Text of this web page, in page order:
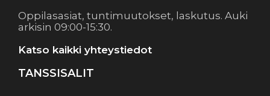
Oppilasasiat, tuntimuutokset, laskutus. Auki
arkisin 09:00-15:30.
Katso kaikki yhteystiedot
TANSSISALIT